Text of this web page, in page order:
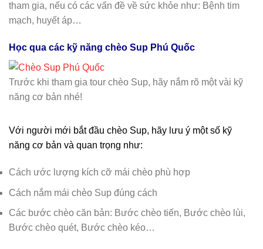
tham gia, nếu có các vấn đề về sức khỏe như: Bệnh tim
mạch, huyết áp…
Học qua các kỹ năng chèo Sup Phú Quốc
Trước khi tham gia tour chèo Sup, hãy nắm rõ một vài kỹ
năng cơ bản nhé!
Với người mới bắt đầu chèo Sup, hãy lưu ý một số kỹ
năng cơ bản và quan trọng như:
Cách ước lượng kích cỡ mái chèo phù hợp
Cách nắm mái chèo Sup đúng cách
Các bước chèo căn bản: Bước chèo tiến, Bước chèo lùi,
Bước chèo quét, Bước chèo kéo…